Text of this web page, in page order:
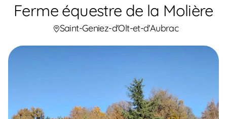
Ferme équestre de la Molière
Saint-Geniez-d'Olt-et-d'Aubrac